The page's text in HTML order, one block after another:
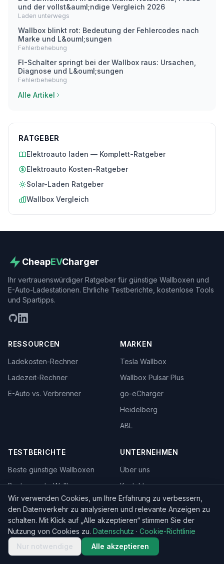
und der vollst&auml;ndige Vergleich 2026
Laden unterwegs
Wallbox blinkt rot: Bedeutung der Fehlercodes nach
Marke und L&ouml;sungen
Fehlerbehebung
FI-Schalter springt bei der Wallbox raus: Ursachen,
Diagnose und L&ouml;sungen
Fehlerbehebung
Alle Artikel
RATGEBER
Elektroauto laden — Komplett-Ratgeber
Elektroauto Kosten-Ratgeber
Solar-Laden Ratgeber
Wallbox Vergleich
CheapEVCharger
Ihr vertrauenswürdiger Ratgeber für günstige Wallboxen und
E-Auto-Ladestationen. Ehrliche Testberichte, kostenlose Tools
und Spartipps.
RESSOURCEN
Ladekosten-Rechner
Ladezeit-Rechner
E-Auto vs. Verbrenner
MARKEN
Tesla Wallbox
Wallbox Pulsar Plus
go-eCharger
Heidelberg
ABL
TESTBERICHTE
Beste günstige Wallboxen
Beste smarte Wallboxen
Beste Wallbox unter 500€
Beste mobile Wallbox
Wallbox Vergleich
UNTERNEHMEN
Über uns
Kontakt
Datenschutz
Affiliate-Hinweis
Wir verwenden Cookies, um Ihre Erfahrung zu verbessern,
den Datenverkehr zu analysieren und relevante Anzeigen zu
schalten. Mit Klick auf „Alle akzeptieren“ stimmen Sie der
Nutzung von Cookies zu. Datenschutz · Cookie-Richtlinie
Nur notwendige
Alle akzeptieren